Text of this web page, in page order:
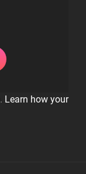
Learn how your